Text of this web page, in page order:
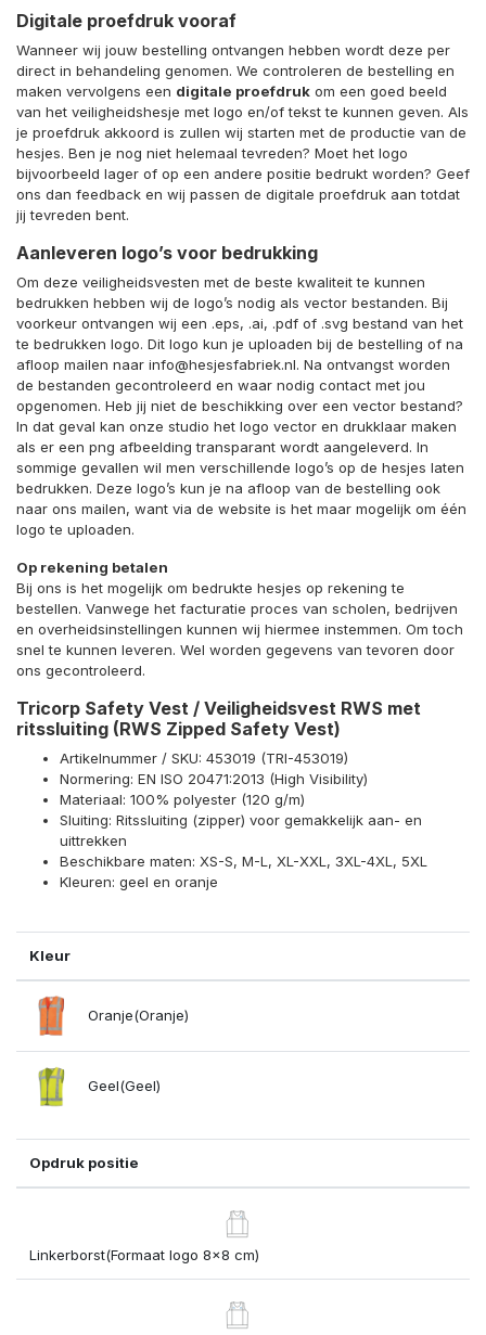
Digitale proefdruk vooraf
Wanneer wij jouw bestelling ontvangen hebben wordt deze per
direct in behandeling genomen. We controleren de bestelling en
maken vervolgens een digitale proefdruk om een goed beeld
van het veiligheidshesje met logo en/of tekst te kunnen geven. Als
je proefdruk akkoord is zullen wij starten met de productie van de
hesjes. Ben je nog niet helemaal tevreden? Moet het logo
bijvoorbeeld lager of op een andere positie bedrukt worden? Geef
ons dan feedback en wij passen de digitale proefdruk aan totdat
jij tevreden bent.
Aanleveren logo’s voor bedrukking
Om deze veiligheidsvesten met de beste kwaliteit te kunnen
bedrukken hebben wij de logo’s nodig als vector bestanden. Bij
voorkeur ontvangen wij een .eps, .ai, .pdf of .svg bestand van het
te bedrukken logo. Dit logo kun je uploaden bij de bestelling of na
afloop mailen naar info@hesjesfabriek.nl. Na ontvangst worden
de bestanden gecontroleerd en waar nodig contact met jou
opgenomen. Heb jij niet de beschikking over een vector bestand?
In dat geval kan onze studio het logo vector en drukklaar maken
als er een png afbeelding transparant wordt aangeleverd. In
sommige gevallen wil men verschillende logo’s op de hesjes laten
bedrukken. Deze logo’s kun je na afloop van de bestelling ook
naar ons mailen, want via de website is het maar mogelijk om één
logo te uploaden.
Op rekening betalen
Bij ons is het mogelijk om bedrukte hesjes op rekening te
bestellen. Vanwege het facturatie proces van scholen, bedrijven
en overheidsinstellingen kunnen wij hiermee instemmen. Om toch
snel te kunnen leveren. Wel worden gegevens van tevoren door
ons gecontroleerd.
Tricorp Safety Vest / Veiligheidsvest RWS met
ritssluiting (RWS Zipped Safety Vest)
Artikelnummer / SKU: 453019 (TRI-453019)
Normering: EN ISO 20471:2013 (High Visibility)
Materiaal: 100% polyester (120 g/m)
Sluiting: Ritssluiting (zipper) voor gemakkelijk aan- en
uittrekken
Beschikbare maten: XS-S, M-L, XL-XXL, 3XL-4XL, 5XL
Kleuren: geel en oranje
Kleur
Oranje(Oranje)
Geel(Geel)
Opdruk positie
Linkerborst(Formaat logo 8x8 cm)